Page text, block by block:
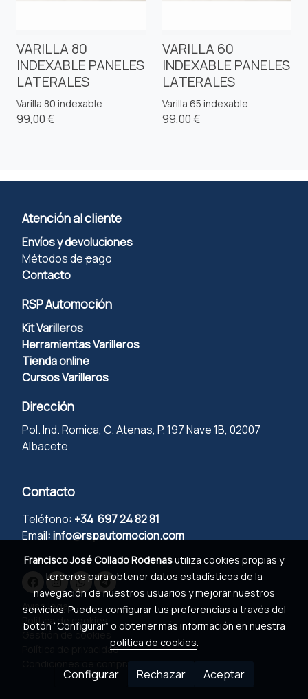
VARILLA 80
INDEXABLE PANELES
LATERALES
Varilla 80 indexable
99,00 €
VARILLA 60
INDEXABLE PANELES
LATERALES
Varilla 65 indexable
99,00 €
Atención al cliente
Envíos y devoluciones
Métodos depago
Contacto
RSP Automoción
Kit Varilleros
Herramientas Varilleros
Tienda online
Cursos Varilleros
Dirección
Pol. Ind. Romica, C. Atenas, P. 197 Nave 1B, 02007
Albacete
Contacto
Teléfono: +34 697 24 82 81
Email:info@rspautomocion.com
Aviso legal
Política de cookies
Gestión de cookies
Política de privacidad
Francisco José Collado Rodenasutiliza cookies propias y
terceros para obtener datos estadísticos de la
navegación de nuestros usuarios y mejorar nuestros
servicios. Puedes configurar tus preferencias a través del
botón “Configurar” o obtener más información en nuestra
política de cookies.
Configurar Rechazar Aceptar